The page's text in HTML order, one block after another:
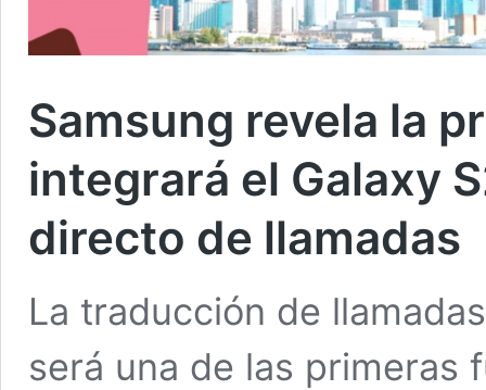
Samsung revela la
integrará el Galaxy
directo de llamadas
La traducción de
será una de las primeras